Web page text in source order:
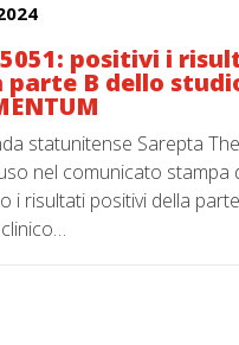
5051: positivi i
parte B dello
statunitense Sarepta
nel comunicato stampa
i risultati positivi della